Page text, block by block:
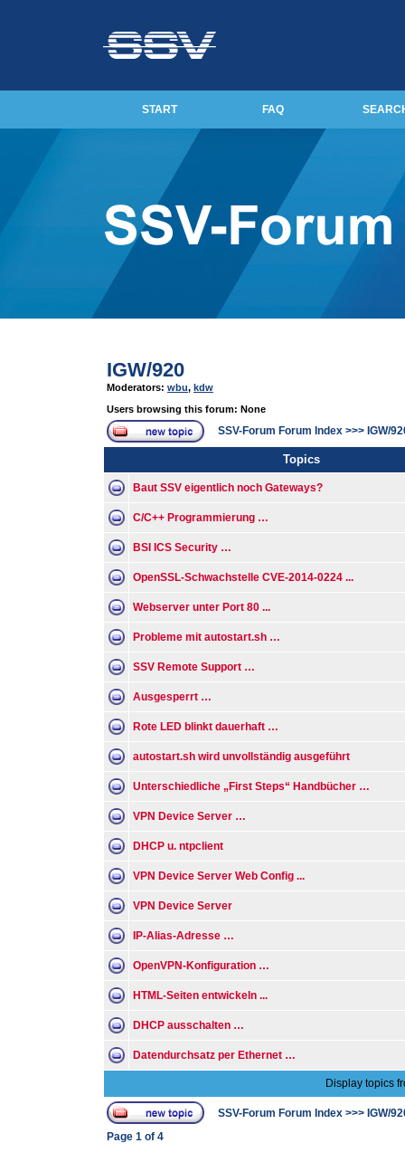
START FAQ
IGW/920
Moderators: wbu, kdw
Users browsing this forum: None
SSV-Forum Forum Index >>> IGW/
Topics
Baut SSV eigentlich noch Gateways?
C/C++ Programmierung …
BSI ICS Security …
OpenSSL-Schwachstelle CVE-2014-0224 ...
Webserver unter Port 80 ...
Probleme mit autostart.sh …
SSV Remote Support …
Ausgesperrt …
Rote LED blinkt dauerhaft …
autostart.sh wird unvollständig ausgeführt
Unterschiedliche „First Steps“ Handbücher …
VPN Device Server …
DHCP u. ntpclient
VPN Device Server Web Config ...
VPN Device Server
IP-Alias-Adresse …
OpenVPN-Konfiguration …
HTML-Seiten entwickeln ...
DHCP ausschalten …
Datendurchsatz per Ethernet …
Display topics
SSV-Forum Forum Index >>> IGW/
Page 1 of 4